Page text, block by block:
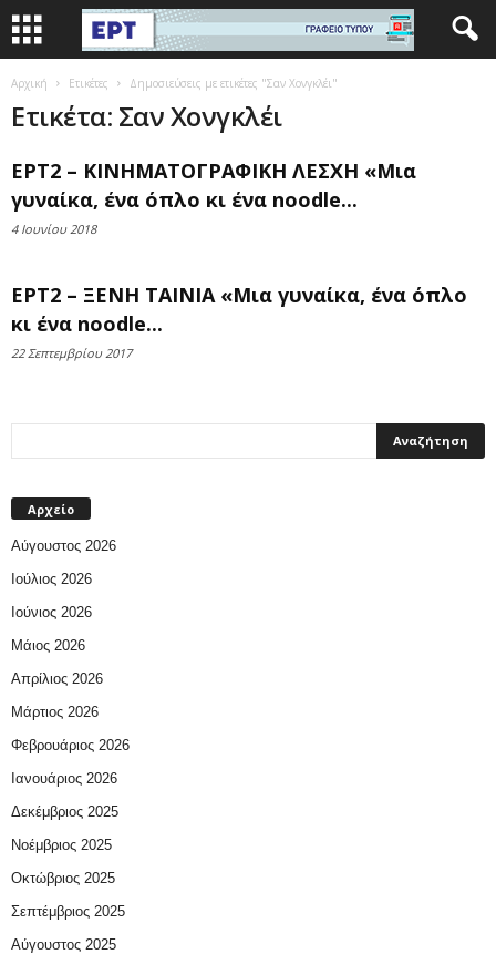
Αρχική Ετικέτες Δημοσιεύσεις με ετικέτες "Σαν Χονγκλέι"
Ετικέτα: Σαν Χονγκλέι
ΕΡΤ2 – ΚΙΝΗΜΑΤΟΓΡΑΦΙΚΗ ΛΕΣΧΗ «Μια
γυναίκα, ένα όπλο κι ένα noodle...
4 Ιουνίου 2018
ΕΡΤ2 – ΞΕΝΗ ΤΑΙΝΙΑ «Μια γυναίκα, ένα όπλο
κι ένα noodle...
22 Σεπτεμβρίου 2017
Αρχείο
Αύγουστος 2026
Ιούλιος 2026
Ιούνιος 2026
Μάιος 2026
Απρίλιος 2026
Μάρτιος 2026
Φεβρουάριος 2026
Ιανουάριος 2026
Δεκέμβριος 2025
Νοέμβριος 2025
Οκτώβριος 2025
Σεπτέμβριος 2025
Αύγουστος 2025